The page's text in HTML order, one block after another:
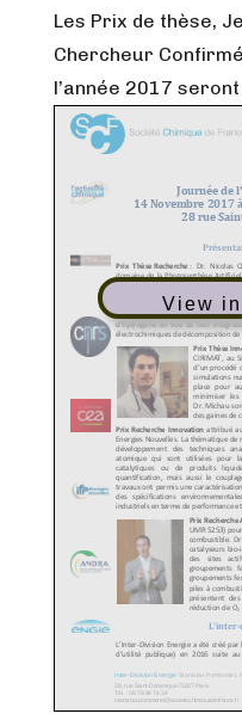
Les Prix de thèse,
Chercheur
l’année 2017
View